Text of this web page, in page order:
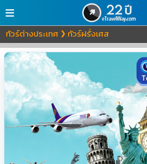
≡
ทัวร์ต่างประเทศ ❯ ทัวร์ฝรั่งเศส